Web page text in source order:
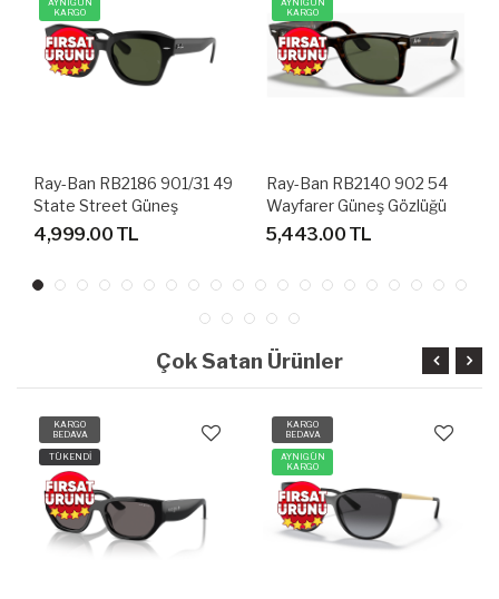
KARGO
Ray-Ban RB2140 902 54
Wayfarer Güneş Gözlüğü
5,443.00 TL
KARGO
Lacoste L195S 714 56
Güneş Gözlüğü
4,999.00 TL
Çok Satan Ürünler
KARGO
BEDAVA
AYNIGÜN
KARGO
KARGO
BEDAVA
TÜKENDİ